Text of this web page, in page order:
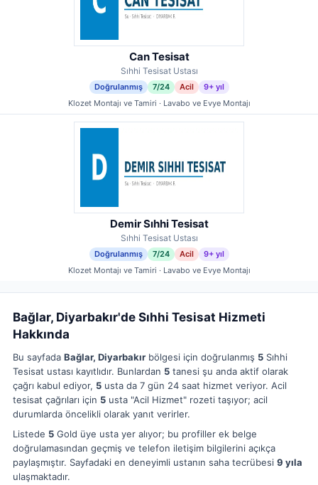
Can Tesisat
Sıhhi Tesisat Ustası
Doğrulanmış 7/24 Acil
9+ yıl
Klozet Montajı ve Tamiri · Lavabo ve Evye Montajı
Demir Sıhhi Tesisat
Sıhhi Tesisat Ustası
Doğrulanmış 7/24 Acil
9+ yıl
Klozet Montajı ve Tamiri · Lavabo ve Evye Montajı
Bağlar, Diyarbakır'de Sıhhi Tesisat Hizmeti
Hakkında
Bu sayfada Bağlar, Diyarbakır bölgesi için doğrulanmış 5 Sıhhi
Tesisat ustası kayıtlıdır. Bunlardan 5 tanesi şu anda aktif olarak
çağrı kabul ediyor, 5 usta da 7 gün 24 saat hizmet veriyor. Acil
tesisat çağrıları için 5 usta "Acil Hizmet" rozeti taşıyor; acil
durumlarda öncelikli olarak yanıt verirler.
Listede 5 Gold üye usta yer alıyor; bu profiller ek belge
doğrulamasından geçmiş ve telefon iletişim bilgilerini açıkça
paylaşmıştır. Sayfadaki en deneyimli ustanın saha tecrübesi 9 yıla
ulaşmaktadır.